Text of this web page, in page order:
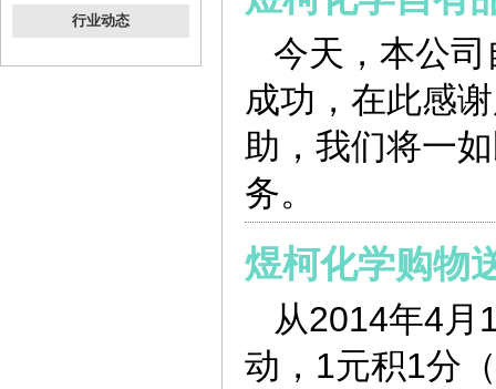
行业动态
今天，本公
成功，在此感
助，我们将一
务。
煜柯化学购物
从2014年4月
动，1元积1分